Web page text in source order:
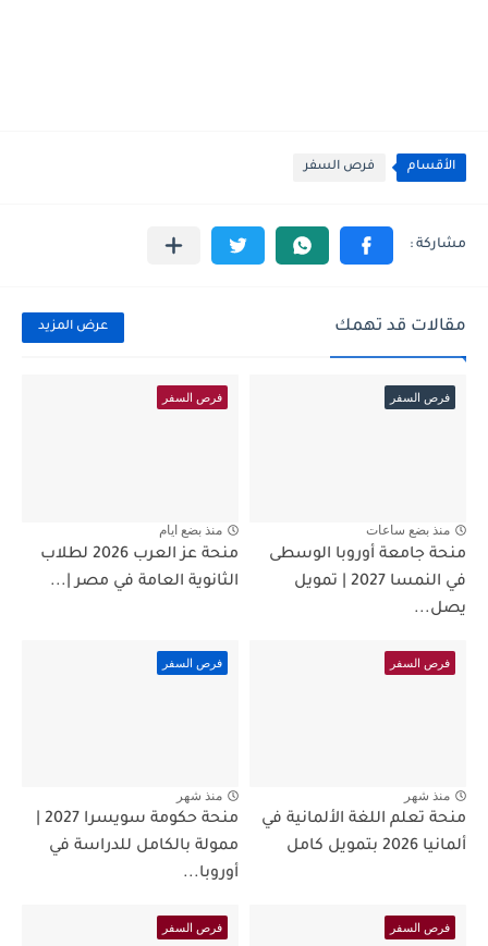
الأقسام فرص السفر
مقالات قد تهمك عرض المزيد
فرص السفر
منذ بضع ساعات
منحة جامعة أوروبا الوسطى
في النمسا 2027 | تمويل
يصل...
فرص السفر
منذ بضع ايام
منحة عز العرب 2026 لطلاب
الثانوية العامة في مصر |...
فرص السفر
منذ شهر
منحة تعلم اللغة الألمانية في
ألمانيا 2026 بتمويل كامل
فرص السفر
منذ شهر
ممولة بالكامل للدراسة في
أوروبا...
فرص السفر فرص السفر